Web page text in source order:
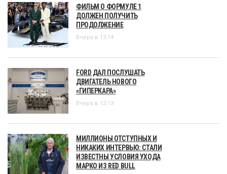
ФИЛЬМ О ФОРМУЛЕ 1
ДОЛЖЕН ПОЛУЧИТЬ
ПРОДОЛЖЕНИЕ
Вчера в 13:14
FORD ДАЛ ПОСЛУШАТЬ
ДВИГАТЕЛЬ НОВОГО
«ГИПЕРКАРА»
Вчера в 12:13
МИЛЛИОНЫ ОТСТУПНЫХ И
НИКАКИХ ИНТЕРВЬЮ: СТАЛИ
ИЗВЕСТНЫ УСЛОВИЯ УХОДА
МАРКО ИЗ RED BULL